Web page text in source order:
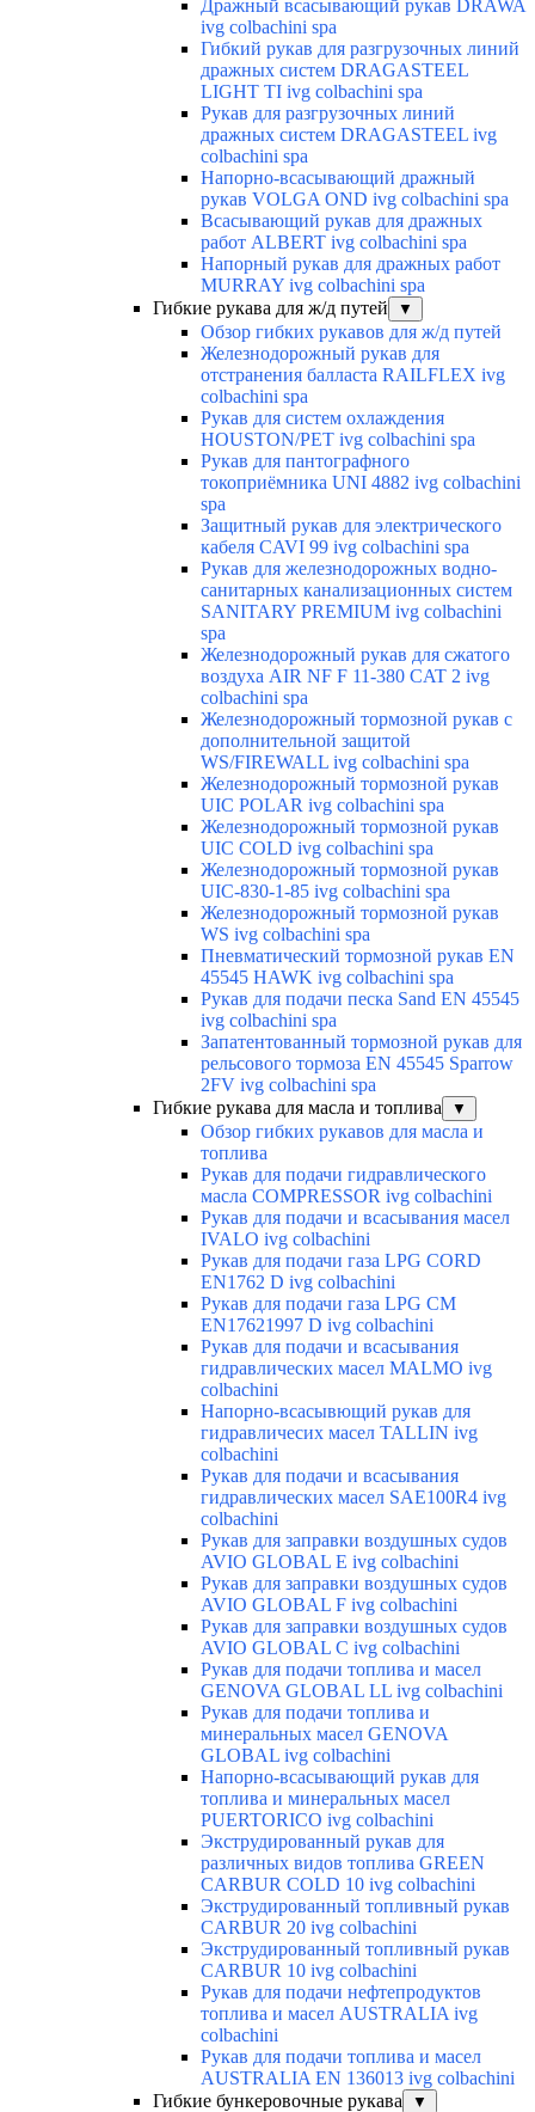
Дражный всасывающий рукав DRAWA
ivg colbachini spa
Гибкий рукав для разгрузочных линий
дражных систем DRAGASTEEL
LIGHT TI ivg colbachini spa
Рукав для разгрузочных линий
дражных систем DRAGASTEEL ivg
colbachini spa
Напорно-всасывающий дражный
рукав VOLGA OND ivg colbachini spa
Всасывающий рукав для дражных
работ ALBERT ivg colbachini spa
Напорный рукав для дражных работ
MURRAY ivg colbachini spa
Гибкие рукава для ж/д путей
▼
Обзор гибких рукавов для ж/д путей
Железнодорожный рукав для
отстранения балласта RAILFLEX ivg
colbachini spa
Рукав для систем охлаждения
HOUSTON/PET ivg colbachini spa
Рукав для пантографного
токоприёмника UNI 4882 ivg colbachini
spa
Защитный рукав для электрического
кабеля CAVI 99 ivg colbachini spa
Рукав для железнодорожных водно-
санитарных канализационных систем
SANITARY PREMIUM ivg colbachini
spa
Железнодорожный рукав для сжатого
воздуха AIR NF F 11-380 CAT 2 ivg
colbachini spa
Железнодорожный тормозной рукав с
дополнительной защитой
WS/FIREWALL ivg colbachini spa
Железнодорожный тормозной рукав
UIC POLAR ivg colbachini spa
Железнодорожный тормозной рукав
UIC COLD ivg colbachini spa
Железнодорожный тормозной рукав
UIC-830-1-85 ivg colbachini spa
Железнодорожный тормозной рукав
WS ivg colbachini spa
Пневматический тормозной рукав EN
45545 HAWK ivg colbachini spa
Рукав для подачи песка Sand EN 45545
ivg colbachini spa
Запатентованный тормозной рукав для
рельсового тормоза EN 45545 Sparrow
2FV ivg colbachini spa
Гибкие рукава для масла и топлива
▼
Обзор гибких рукавов для масла и
топлива
Рукав для подачи гидравлического
масла COMPRESSOR ivg colbachini
Рукав для подачи и всасывания масел
IVALO ivg colbachini
Рукав для подачи газа LPG CORD
EN1762 D ivg colbachini
Рукав для подачи газа LPG CM
EN17621997 D ivg colbachini
Рукав для подачи и всасывания
гидравлических масел MALMO ivg
colbachini
Напорно-всасывющий рукав для
гидравличесих масел TALLIN ivg
colbachini
Рукав для подачи и всасывания
гидравлических масел SAE100R4 ivg
colbachini
Рукав для заправки воздушных судов
AVIO GLOBAL E ivg colbachini
Рукав для заправки воздушных судов
AVIO GLOBAL F ivg colbachini
Рукав для заправки воздушных судов
AVIO GLOBAL C ivg colbachini
Рукав для подачи топлива и масел
GENOVA GLOBAL LL ivg colbachini
Рукав для подачи топлива и
минеральных масел GENOVA
GLOBAL ivg colbachini
Напорно-всасывающий рукав для
топлива и минеральных масел
PUERTORICO ivg colbachini
Экструдированный рукав для
различных видов топлива GREEN
CARBUR COLD 10 ivg colbachini
Экструдированный топливный рукав
CARBUR 20 ivg colbachini
Экструдированный топливный рукав
CARBUR 10 ivg colbachini
Рукав для подачи нефтепродуктов
топлива и масел AUSTRALIA ivg
colbachini
Рукав для подачи топлива и масел
AUSTRALIA EN 136013 ivg colbachini
Гибкие бункеровочные рукава
▼